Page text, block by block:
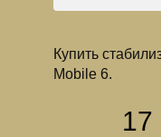
17
Купить
Mobile 6.